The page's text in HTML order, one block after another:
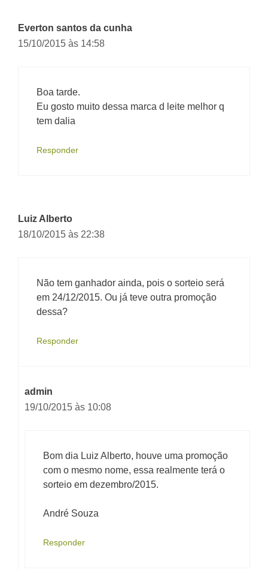
Everton santos da cunha
15/10/2015 às 14:58
Boa tarde.
Eu gosto muito dessa marca d leite melhor q
tem dalia
Responder
Luiz Alberto
18/10/2015 às 22:38
Não tem ganhador ainda, pois o sorteio será
em 24/12/2015. Ou já teve outra promoção
dessa?
Responder
admin
19/10/2015 às 10:08
Bom dia Luiz Alberto, houve uma promoção
com o mesmo nome, essa realmente terá o
sorteio em dezembro/2015.
André Souza
Responder